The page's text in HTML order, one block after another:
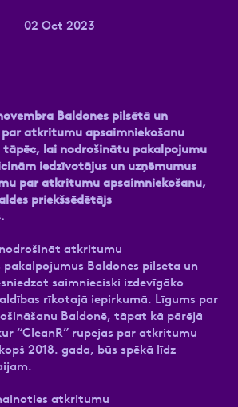
02 Oct 2023
Baldones pilsētā un
atkritumu apsaimniekošanu
tāpēc, lai nodrošinātu pakalpojumu
iedzīvotājus un uzņēmumus
par atkritumu apsaimniekošanu,
priekšsēdētājs
atkritumu
pakalpojumus Baldones pilsētā un
saimnieciski izdevīgāko
rīkotajā iepirkumā. Līgums par
Baldonē, tāpat kā pārējā
“CleanR” rūpējas par atkritumu
2018. gada, būs spēkā līdz
atkritumu
ka piekrītat personas datu